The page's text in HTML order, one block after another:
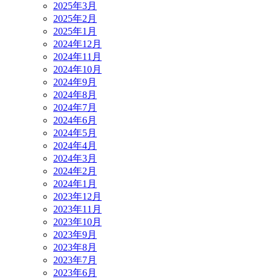
2025年3月
2025年2月
2025年1月
2024年12月
2024年11月
2024年10月
2024年9月
2024年8月
2024年7月
2024年6月
2024年5月
2024年4月
2024年3月
2024年2月
2024年1月
2023年12月
2023年11月
2023年10月
2023年9月
2023年8月
2023年7月
2023年6月